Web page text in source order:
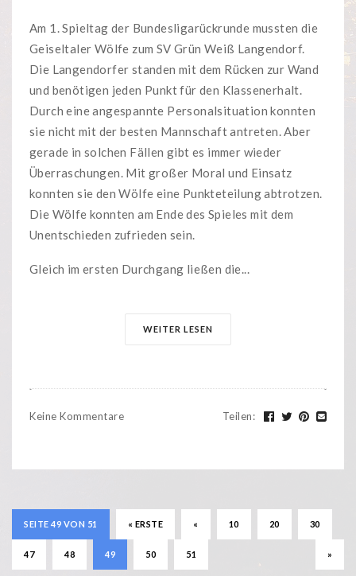
Am 1. Spieltag der Bundesligarückrunde mussten die
Geiseltaler Wölfe zum SV Grün Weiß Langendorf.
Die Langendorfer standen mit dem Rücken zur Wand
und benötigen jeden Punkt für den Klassenerhalt.
Durch eine angespannte Personalsituation konnten
sie nicht mit der besten Mannschaft antreten. Aber
gerade in solchen Fällen gibt es immer wieder
Überraschungen. Mit großer Moral und Einsatz
konnten sie den Wölfe eine Punkteteilung abtrotzen.
Die Wölfe konnten am Ende des Spieles mit dem
Unentschieden zufrieden sein.
Gleich im ersten Durchgang ließen die...
WEITER LESEN
Keine Kommentare Teilen:
SEITE 49 VON 51 « ERSTE « 10 20 30
47 48 49 50 51 »